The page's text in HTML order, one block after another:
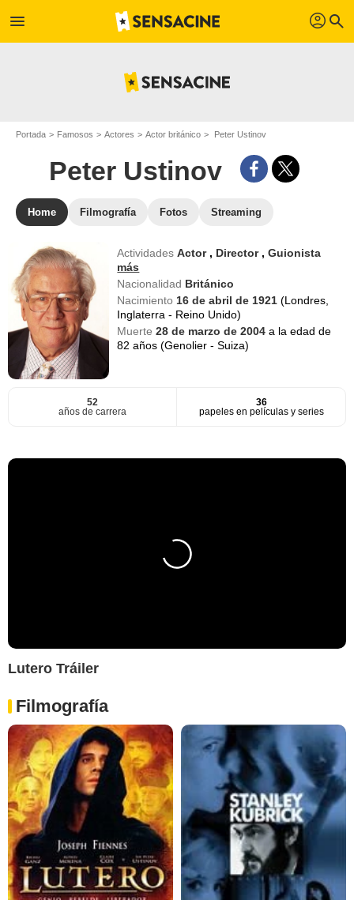
menu profil search
Portada Famosos Actores Actor británico Peter Ustinov
Peter Ustinov
Home Filmografía Fotos Streaming
ActividadesActor , Director ,Guionista
más
Nacionalidad Británico
Nacimiento 16 de abril de 1921(Londres,
Inglaterra - Reino Unido)
Muerte28 de marzo de 2004a la edad de
82 años (Genolier - Suiza)
52
años de carrera
36
papeles en películas y series
Lutero Tráiler
Filmografía